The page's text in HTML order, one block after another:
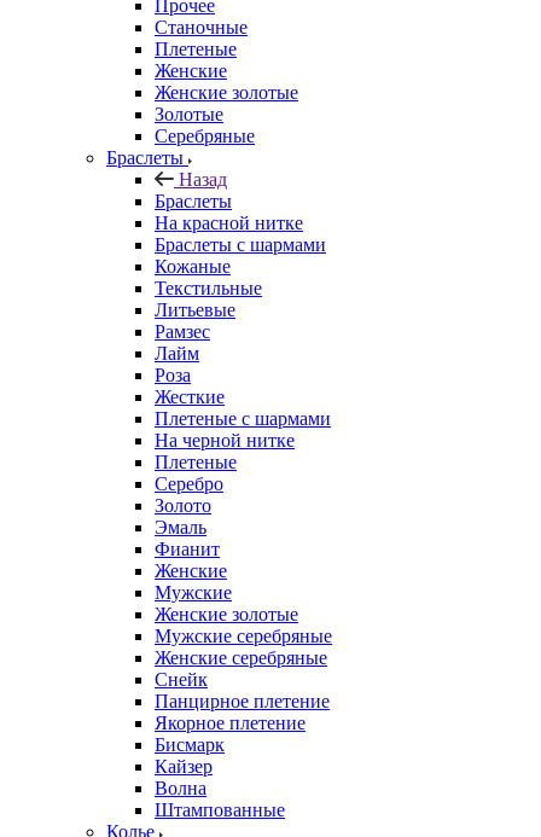
Прочее
Станочные
Плетеные
Женские
Женские золотые
Золотые
Серебряные
Браслеты
Назад
Браслеты
На красной нитке
Браслеты с шармами
Кожаные
Текстильные
Литьевые
Рамзес
Лайм
Роза
Жесткие
Плетеные с шармами
На черной нитке
Плетеные
Серебро
Золото
Эмаль
Фианит
Женские
Мужские
Женские золотые
Мужские серебряные
Женские серебряные
Снейк
Панцирное плетение
Якорное плетение
Бисмарк
Кайзер
Волна
Штампованные
Колье